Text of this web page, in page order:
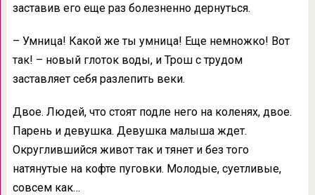
заставив его еще раз болезненно дернуться.
– Умница! Какой же ты умница! Еще немножко! Вот
так! – новый глоток воды, и Трош с трудом
заставляет себя разлепить веки.
Двое. Людей, что стоят подле него на коленях, двое.
Парень и девушка. Девушка малыша ждет.
Округлившийся живот так и тянет и без того
натянутые на кофте пуговки. Молодые, суетливые,
совсем как…